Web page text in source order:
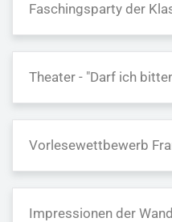
Faschingsparty der
Theater - "Darf ich
Vorlesewettbewerb
Impressionen der